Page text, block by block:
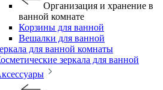
Организация и хранение в
ванной комнате
Корзины для ванной
Вешалки для ванной
для ванной комнаты
зеркала для ванной